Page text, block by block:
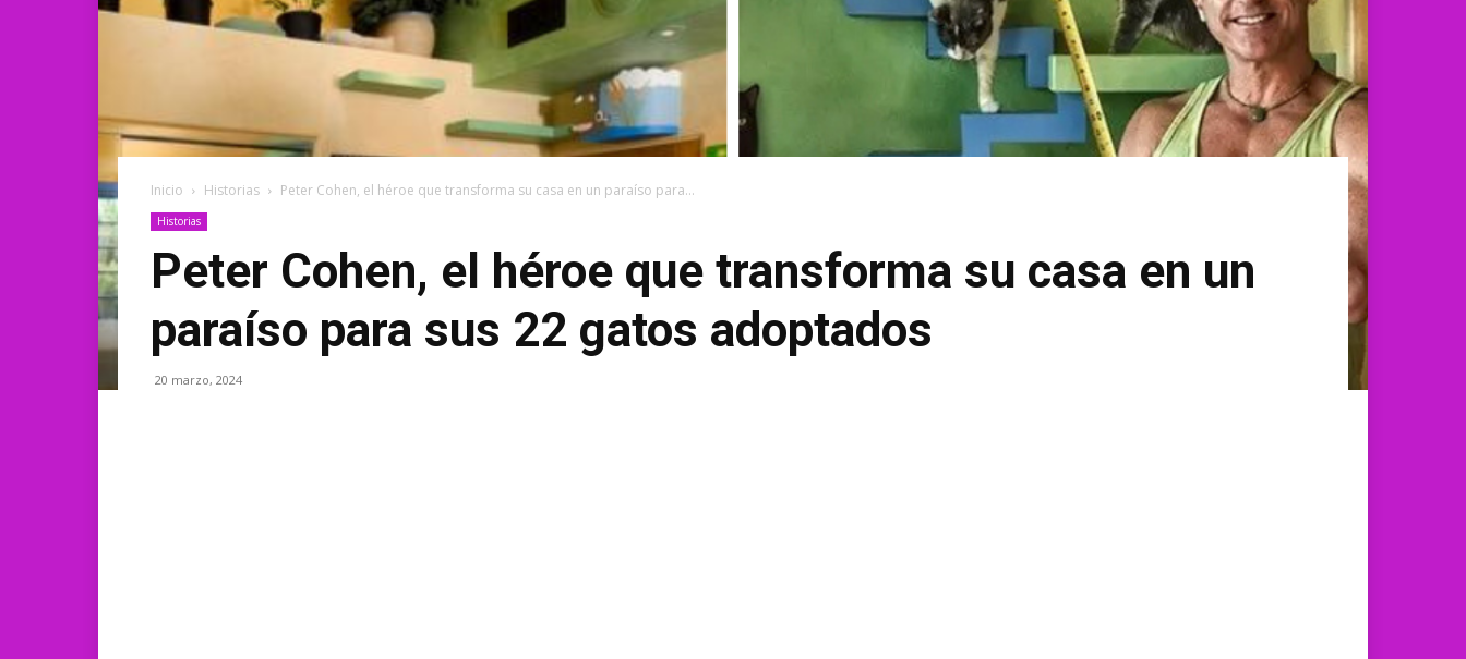
Inicio Historias Peter Cohen, el héroe que transforma su casa en un paraíso para...
Historias
Peter Cohen, el héroe que transforma su casa en un
paraíso para sus 22 gatos adoptados
20 marzo, 2024